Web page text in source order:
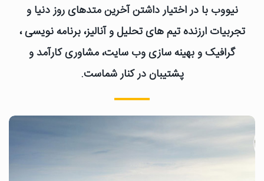
نیووب با در اختیار داشتن آخرین متدهای روز دنیا و
تجربیات ارزنده تیم های تحلیل و آنالیز، برنامه نویسی ،
گرافیک و بهینه سازی وب سایت، مشاوری کارآمد و
پشتیبان در کنار شماست.